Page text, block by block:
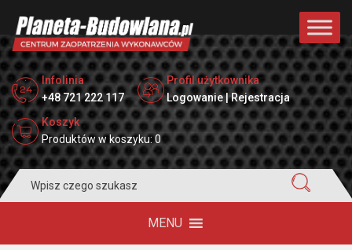
Infolinia
+48 721 222 117
Profil użytkownika
Logowanie | Rejestracja
Koszyk
Produktów w koszyku: 0
for:
MENU